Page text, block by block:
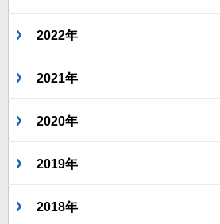
2022年
2021年
2020年
2019年
2018年